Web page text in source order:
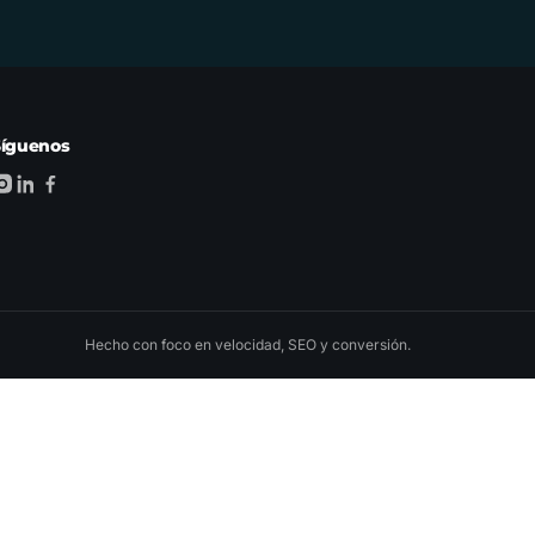
Hecho con foco en velocidad, SEO y conversión.